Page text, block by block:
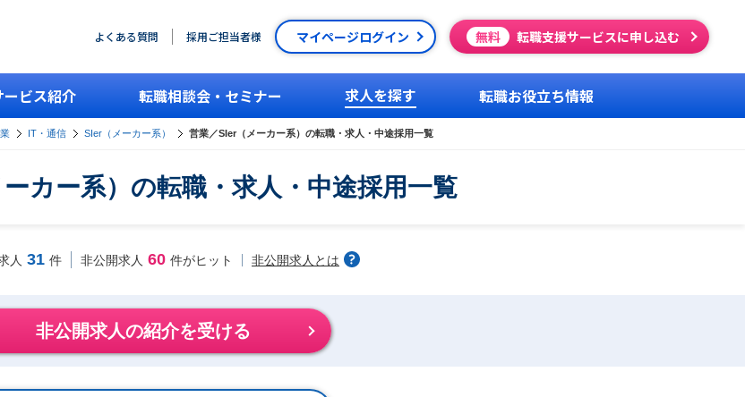
よくある質問 採用ご担当者様 マイページログイン 無料 転職支援サービスに申し込む
ービス紹介 転職相談会・セミナー 求人を探す 転職お役立ち情報
IT・通信 SIer（メーカー系） 営業／SIer（メーカー系）の転職・求人・中途採用一覧
カー系）の転職・求人・中途採用一覧
人 31 件 非公開求人 60 件がヒット 非公開求人とは
非公開求人の紹介を受ける